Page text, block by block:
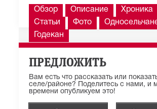
Обзор Описание
Хроника
Статьи
Фото
Годекан
ПРЕДЛОЖИТЬ
Вам есть что рассказать или
селе/районе? Поделитесь с нами, и
времени опубликуем это!